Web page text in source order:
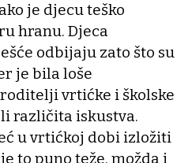
je djecu teško
hranu. Djeca
odbijaju zato što su
je bila loše
vrtićke i školske
različita iskustva.
u vrtićkoj dobi izložiti
to puno teže, možda i